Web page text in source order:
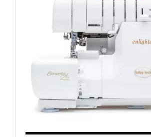
IN DEN WARENKORB